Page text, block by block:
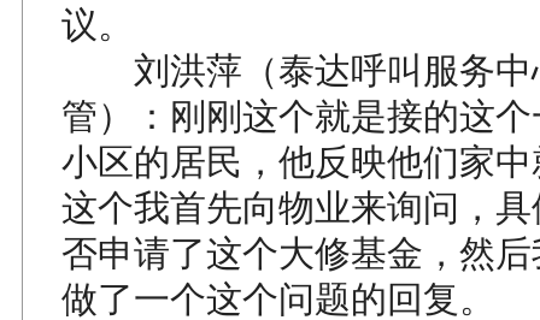
议。
刘洪萍（泰达呼叫服务中
管）：刚刚这个就是接的这
小区的居民，他反映他们家
这个我首先向物业来询问，
否申请了这个大修基金，然
做了一个这个问题的回复。